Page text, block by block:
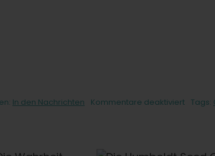
In den Nachrichten Kommentare deaktiviertfürTags: